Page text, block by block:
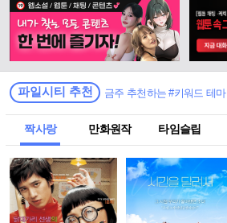
파일시티 추천 금주 추천하는 #키워드 테마
짝사랑 만화원작 타임슬립